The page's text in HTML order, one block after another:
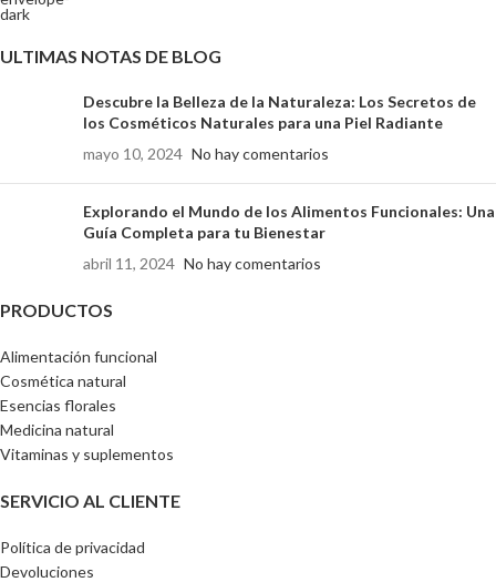
ULTIMAS NOTAS DE BLOG
Descubre la Belleza de la Naturaleza: Los Secretos de
los Cosméticos Naturales para una Piel Radiante
mayo 10, 2024 No hay comentarios
Explorando el Mundo de los Alimentos Funcionales: Una
Guía Completa para tu Bienestar
abril 11, 2024 No hay comentarios
PRODUCTOS
Alimentación funcional
Cosmética natural
Esencias florales
Medicina natural
Vitaminas y suplementos
SERVICIO AL CLIENTE
Política de privacidad
Devoluciones